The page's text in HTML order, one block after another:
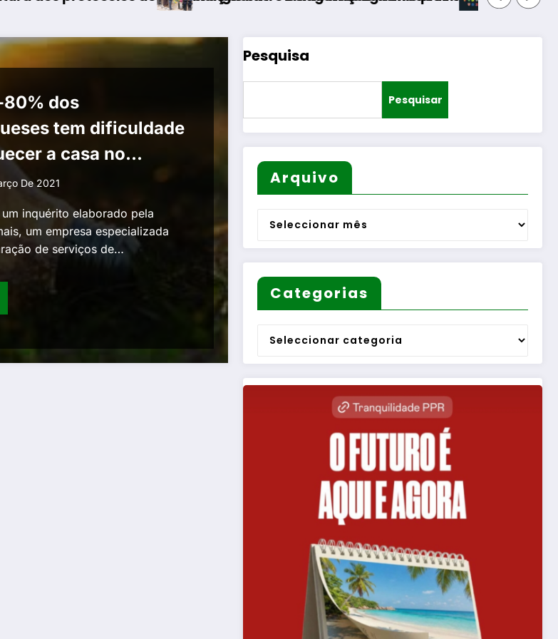
dos
tem dificuldade
a casa no
De 2021
inquérito elaborado pela
um empresa especializada
de serviços de…
Pesquisa
Pesquisar
Arquivo
Arquivo
Categorias
Categorias